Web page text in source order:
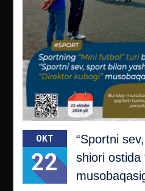
OKT
22
“Sportni
shiori ostida